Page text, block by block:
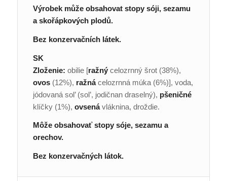
Výrobek může obsahovat stopy sóji, sezamu
a skořápkových plodů.
Bez konzervačních látek.
SK
Zloženie: obilie [ražnýcelozrnný šrot (38%),
ovos(12%), ražnácelozrnná múka (6%)], voda,
jódovaná sol’ (sol’, jodičnan draselný), pšeničné
klíčky (1%), ovsenávláknina, droždie.
Môže obsahovať stopy sóje, sezamu a
orechov.
Bez konzervačných látok.